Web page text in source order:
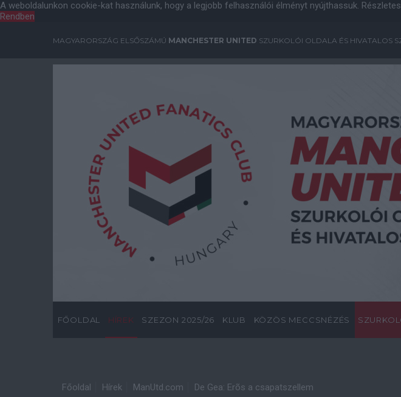
A weboldalunkon cookie-kat használunk, hogy a legjobb felhasználói élményt nyújthassuk.
Rendben
MAGYARORSZÁG ELSŐSZÁMÚ MANCHESTER UNITED SZURKOLÓI OLDALA ÉS HIVATALOS
FŐOLDAL HÍREK SZEZON 2025/26 KLUB KÖZÖS MECCSNÉZÉS
Főoldal Hírek ManUtd.com De Gea: Erõs a csapatszellem